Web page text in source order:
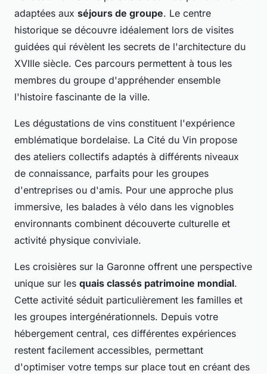
adaptées aux séjours de groupe. Le centre
historique se découvre idéalement lors de visites
guidées qui révèlent les secrets de l'architecture du
XVIIIe siècle. Ces parcours permettent à tous les
membres du groupe d'appréhender ensemble
l'histoire fascinante de la ville.
Les dégustations de vins constituent l'expérience
emblématique bordelaise. La Cité du Vin propose
des ateliers collectifs adaptés à différents niveaux
de connaissance, parfaits pour les groupes
d'entreprises ou d'amis. Pour une approche plus
immersive, les balades à vélo dans les vignobles
environnants combinent découverte culturelle et
activité physique conviviale.
Les croisières sur la Garonne offrent une perspective
unique sur les quais classés patrimoine mondial.
Cette activité séduit particulièrement les familles et
les groupes intergénérationnels. Depuis votre
hébergement central, ces différentes expériences
restent facilement accessibles, permettant
d'optimiser votre temps sur place tout en créant des